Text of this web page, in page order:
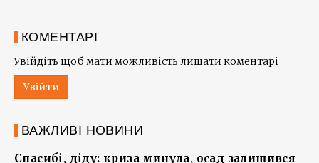
КОМЕНТАРІ
Увійдіть щоб мати можливість лишати коментарі
Увійти
ВАЖЛИВІ НОВИНИ
Спасибі, діду: криза минула, осад залишився